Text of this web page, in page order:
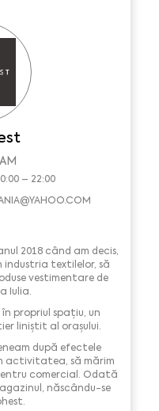
– 22:00
2018 când am decis,
industria textilelor, să
vestimentare de
Iulia.
propriul spațiu, un
liniștit al orașului.
după efectele
activitatea, să mărim
comercial. Odată
născându-se